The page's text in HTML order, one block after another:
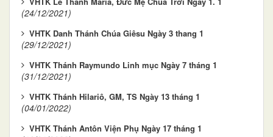
(24/12/2021)
VHTK Danh Thánh Chúa Giêsu Ngày 3 thang 1
(29/12/2021)
VHTK Thánh Raymundo Linh mục Ngày 7 tháng 1
(31/12/2021)
VHTK Thánh Hilariô, GM, TS Ngày 13 tháng 1
(04/01/2022)
VHTK Thánh Antôn Viện Phụ Ngày 17 tháng 1